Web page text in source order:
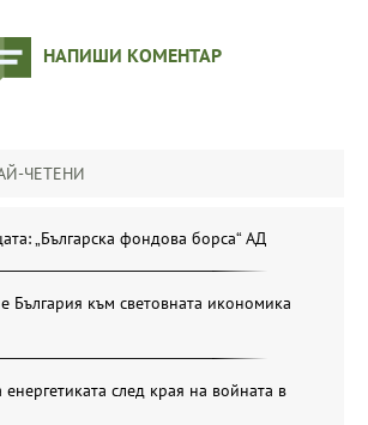
НАПИШИ КОМЕНТАР
ЧЕТЕНИ
„Българска фондова борса“ АД
България към световната икономика
след края на войната в